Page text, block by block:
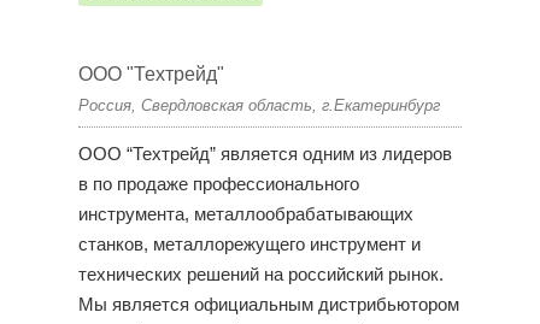
ООО "Техтрейд"
Россия, Свердловская область, г.Екатеринбург
ООО “Техтрейд” является одним из лидеров
в по продаже профессионального
инструмента, металлообрабатывающих
станков, металлорежущего инструмент и
технических решений на российский рынок.
Мы является официальным дистрибьютором